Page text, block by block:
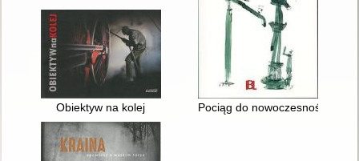
Obiektyw na kolej Pociąg do nowoczesności :